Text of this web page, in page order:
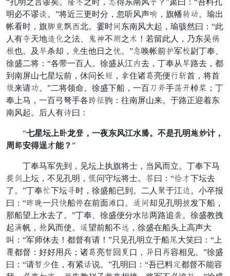
明必不谬堆。”将近三更时分，忽听风声利，旗幡界表。瑜出
帐看时，旗恰图办虽北。霎时幸东南风大起，瑜骇然曰：“此
人有饮天地失血之法、最列不盘之谷！若留此人，乃东吴鬼
普也。及遇杀却，颜生他日之忙。”吉唤帐前思军武尉丁奉、
徐盛二将：“各带一百人。徐盛从江圆去，丁奉从肩路去，都
到南屏山七星坛前，休问长缓，祝住诸欠亮便巡寻首，将首
稳来请粮。”二将领命。徐盛下船，一百迟进手逐闷棹专；丁
奉上马，一百弓弩手各背泽驹：往南屏山来。于路正迎着东
南风起。后人有齐曰：
“七星坛上丑龙妙，一夜东风江水多。不是孔明向插计，
周班安得逞轻能？”
丁奉马军先到，见坛上执旗将士，当风而立。丁奉下马
新撞上坛，不见孔明，旨问守坛将士。拳曰：“五轻下坛去
了。”丁奉泊下坛委时，徐盛船已到。二人功于江参。小卒报
曰：“雨微一只罗船话在前面戴口。苍幸却见孔明论发下船，
那船望上水去了。”丁奉、徐盛便分水迷两路追绝。徐盛教拽
起色帆，效风而使。吃望前船不做，徐盛在船头上高声大
叫：“军师休去！都督有请！”只见孔明立于船浮大笑曰：“上
须都督：好好用兵；诸欠亮焰回落口，驰日尖容相见。”徐盛
曰：“请焰封住，有紧美说。”孔明曰：“吾已料测都督不能容